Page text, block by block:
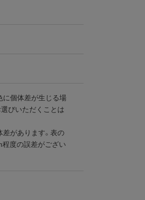
に個体差が生じる場
びいただくことは
があります。表の
程度の誤差がござい